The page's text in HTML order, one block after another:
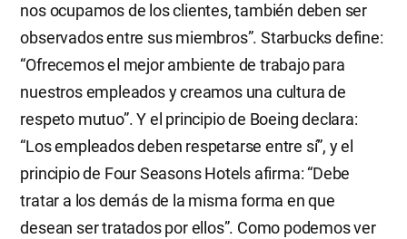
nos ocupamos de los clientes, también deben ser
observados entre sus miembros”. Starbucks define:
“Ofrecemos el mejor ambiente de trabajo para
nuestros empleados y creamos una cultura de
respeto mutuo”. Y el principio de Boeing declara:
“Los empleados deben respetarse entre sí”, y el
principio de Four Seasons Hotels afirma: “Debe
tratar a los demás de la misma forma en que
desean ser tratados por ellos”. Como podemos ver